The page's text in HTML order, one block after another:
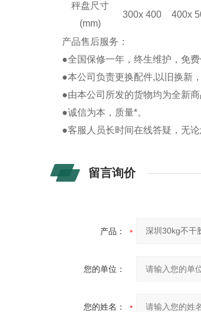
秤盘尺寸
(mm)
300x 400 400x
产品售后服务：
●全国保修一年，终生维护，免
●本公司负责更换配件,以旧换新
●由本公司所发的货物均为全新商
●诚信为本，质量*。
●客服人员长时间在线答疑，无
留言询价
产品：
您的单位：
您的姓名：